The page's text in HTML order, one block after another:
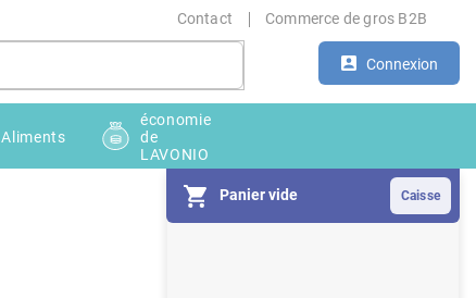
Contact Commerce de gros B2B
Connexion
Panier vide
Aliments
économie
de
LAVONIO